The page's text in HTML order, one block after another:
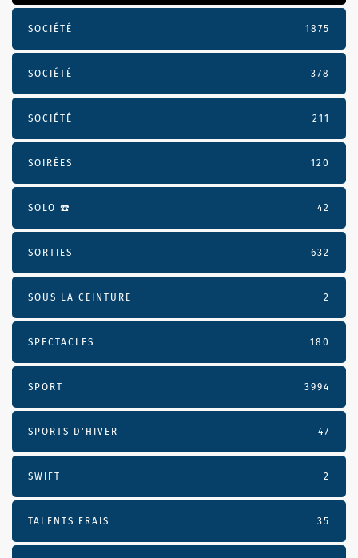
SOCIÉTÉ 1875
SOCIÉTÉ 378
SOCIÉTÉ 211
SOIRÉES 120
SOLO ☎️ 42
SORTIES 632
SOUS LA CEINTURE 2
SPECTACLES 180
SPORT 3994
SPORTS D'HIVER 47
SWIFT 2
TALENTS FRAIS 35